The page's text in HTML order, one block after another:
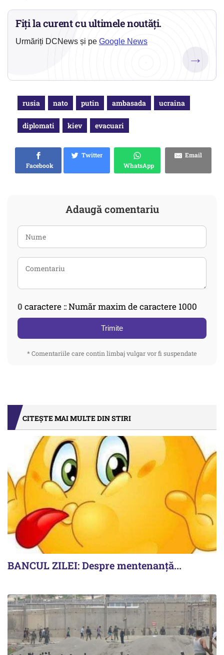
Fiți la curent cu ultimele noutăți.
Urmăriți DCNews și pe Google News
→
rusia nato putin ambasada ucraina
diplomati kiev evacuari
Facebook
Twitter
WhatsApp
Email
Adaugă comentariu
0 caractere :: Număr maxim de caractere 1000
Trimite
* Comentariile care contin limbaj vulgar vor fi suspendate
CITEȘTE MAI MULTE DIN STIRI
BANCUL ZILEI: Despre mentenanță...